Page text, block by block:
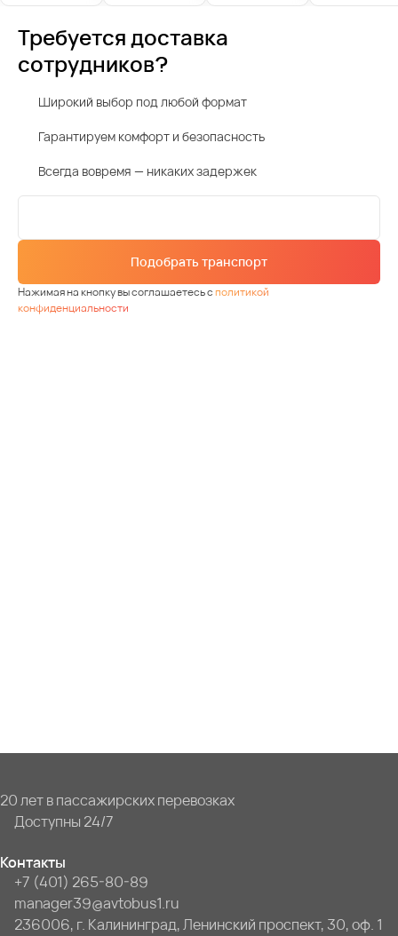
Требуется доставка
сотрудников?
Широкий выбор под любой формат
Гарантируем комфорт и безопасность
Всегда вовремя — никаких задержек
Подобрать транспорт
Нажимая на кнопку вы соглашаетесь сполитикой
конфиденциальности
20 лет в пассажирских перевозках
Доступны 24/7
Контакты
+7 (401) 265-80-89
manager39@avtobus1.ru
236006, г. Калининград, Ленинский проспект, 30, оф. 1